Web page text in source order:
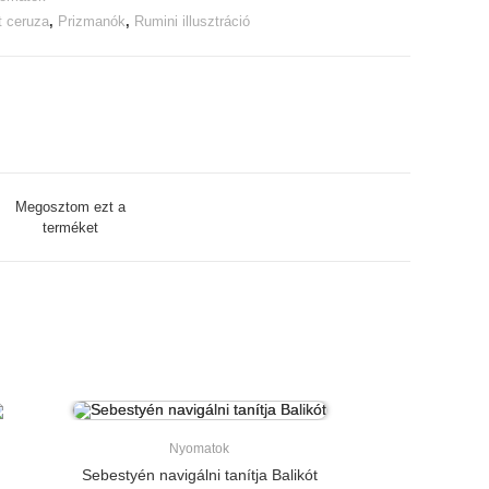
ceruza, Prizmanók, Rumini illusztráció
Megosztom ezt a
terméket
Nyomatok
Sebestyén navigálni tanítja Balikót